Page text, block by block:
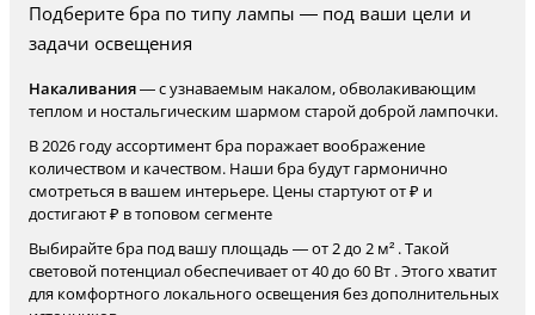
Подберите бра по типу лампы — под ваши цели и
задачи освещения
Накаливания— с узнаваемым накалом, обволакивающим
теплом и ностальгическим шармом старой доброй лампочки.
В 2026 году ассортимент бра поражает воображение
количеством и качеством. Наши бра будут гармонично
смотреться в вашем интерьере. Цены стартуют от ₽ и
достигают ₽ в топовом сегменте
Выбирайте бра под вашу площадь — от 2 до 2 м² . Такой
световой потенциал обеспечивает от 40 до 60 Вт . Этого хватит
для комфортного локального освещения без дополнительных